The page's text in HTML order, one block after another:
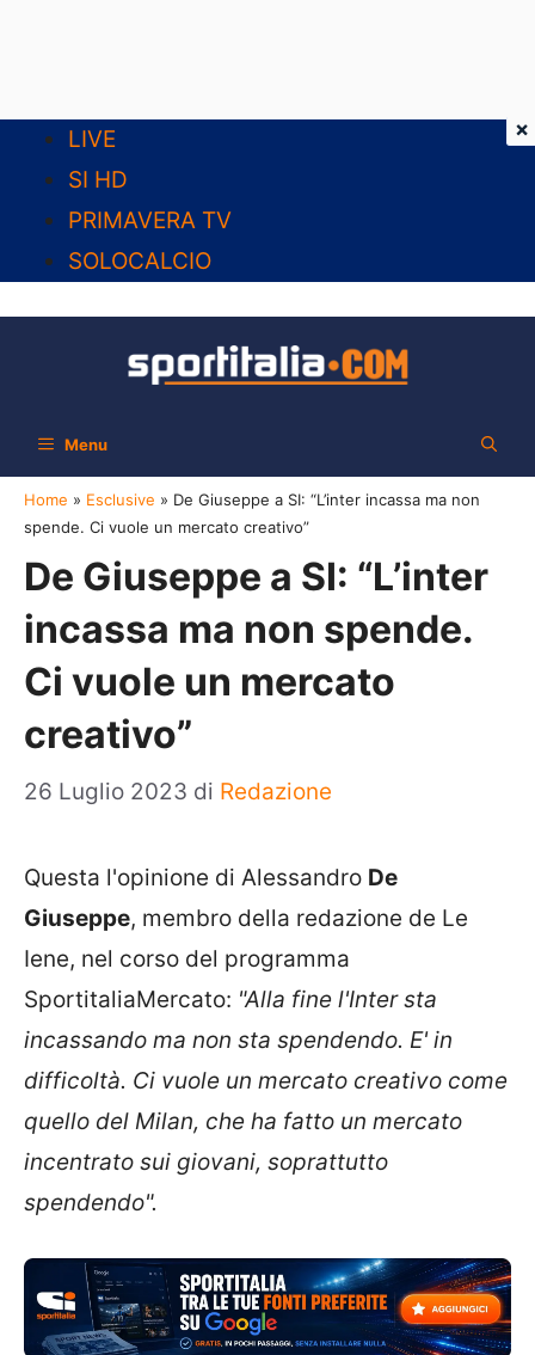
contenuto
LIVE
SI HD
PRIMAVERA TV
SOLOCALCIO
Menu
Home » Esclusive » De Giuseppe a SI: “L’inter incassa ma non
spende. Ci vuole un mercato creativo”
De Giuseppe a SI: “L’inter
incassa ma non spende.
Ci vuole un mercato
creativo”
26 Luglio 2023 di Redazione
Questa l'opinione di Alessandro De
Giuseppe, membro della redazione de Le
Iene, nel corso del programma
SportitaliaMercato: "Alla fine l'Inter sta
incassando ma non sta spendendo. E' in
difficoltà. Ci vuole un mercato creativo come
quello del Milan, che ha fatto un mercato
incentrato sui giovani, soprattutto
spendendo".
×